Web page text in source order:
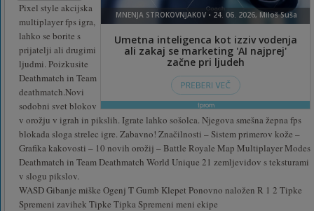
Pixel style akcijska
multiplayer fps igra,
lahko se borite s
prijatelji ali drugimi
ljudmi. Poizkusite
Deathmatch in Team
deathmatch.Novi
sodobni svet blokov
v orožju v igrah in pikslih. Igrate lahko sošolca. Njegova smešna žepna fps
blokada sloga strelec igre. Zabavno! Značilnosti – Sistem primerov kože –
Grafika kakovosti – 10 novih orožij – Battle Royale Map Multiplayer Modes
Deathmatch in Team Deathmatch World Unique 21 zemljevidov s teksturami
v slogu pikslov.
WASD Gibanje miške Ogenj T Gumb Klepet Ponovno naložen R 1 2 Tipke
Spremeni zavihek Tipke Tipka Spremeni meni ekipe